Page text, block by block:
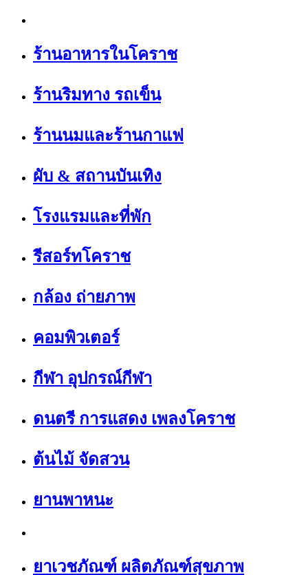
ร้านอาหารในโคราช
ร้านริมทาง รถเข็น
ร้านนมและร้านกาแฟ
ผับ & สถานบันเทิง
โรงแรมและที่พัก
รีสอร์ทโคราช
กล้อง ถ่ายภาพ
คอมพิวเตอร์
กีฬา อุปกรณ์กีฬา
ดนตรี การแสดง เพลงโคราช
ต้นไม้ จัดสวน
ยานพาหนะ
ยาเวชภัณฑ์ ผลิตภัณฑ์สุขภาพ